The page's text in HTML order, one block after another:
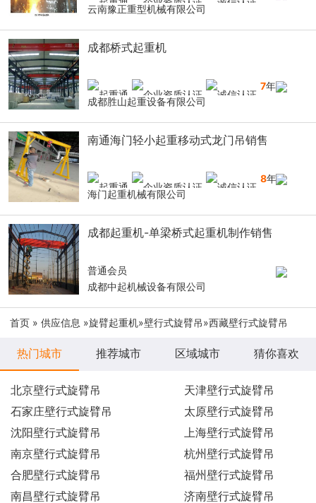
云南豫正重型机械有限公司
成都桥式起重机
7年
成都胜山起重设备有限公司
南通海门轻小起重移动式龙门吊销售
8年
海门起重机械有限公司
成都起重机-单梁桥式起重机制作销售
普通会员
成都中起机械设备有限公司
首页 » 供应信息 »旋臂起重机»壁行式旋臂吊»西藏壁行式旋臂吊
热门城市 推荐城市 区域城市 猜你喜欢
北京壁行式旋臂吊
天津壁行式旋臂吊
石家庄壁行式旋臂吊
太原壁行式旋臂吊
沈阳壁行式旋臂吊
上海壁行式旋臂吊
南京壁行式旋臂吊
杭州壁行式旋臂吊
合肥壁行式旋臂吊
福州壁行式旋臂吊
南昌壁行式旋臂吊
济南壁行式旋臂吊